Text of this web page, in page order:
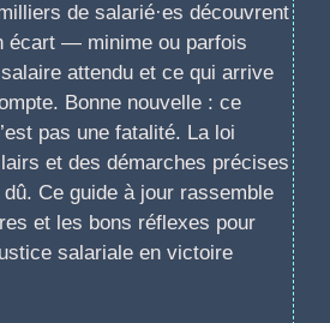
de salarié·es découvrent
écart — minime ou parfois
attendu et ce qui arrive
Bonne nouvelle : ce
pas une fatalité. La loi
et des démarches précises
Ce guide à jour rassemble
et les bons réflexes pour
salariale en victoire